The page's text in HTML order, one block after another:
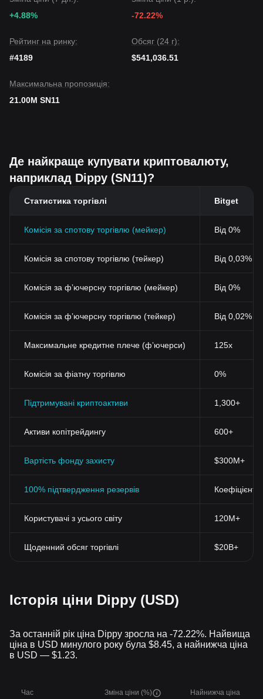
+4.88%
-72.22%
Рейтинг на ринку:
#4189
Обсяг (24 г):
$541,036.51
Максимальна пропозиція:
21.00M SN11
Де найкраще купувати криптовалюту,
наприклад Dippy (SN11)?
Статистика торгівлі Bitget
Комісія за спотову торгівлю (мейкер) Від 0%
Комісія за спотову торгівлю (тейкер) Від 0,03%
Комісія за фʼючерсну торгівлю (мейкер) Від 0%
Комісія за фʼючерсну торгівлю (тейкер) Від 0,02%
Максимальне кредитне плече (фʼючерси) 125x
Комісія за фіатну торгівлю 0%
Підтримувані криптоактиви 1,300+
Активи копітрейдингу 600+
Вартість фонду захисту $300M+
100% підтвердження резервів Коефіцієнт
Користувачі з усього світу 120M+
Щоденний обсяг торгівлі $20B+
Історія ціни Dippy (USD)
За останній рік ціна Dippy зросла на -72.22%. Найвища
ціна в USD минулого року була $8.45, а найнижча ціна
в USD — $1.23.
Час Зміна ціни (%) Найнижча ціна